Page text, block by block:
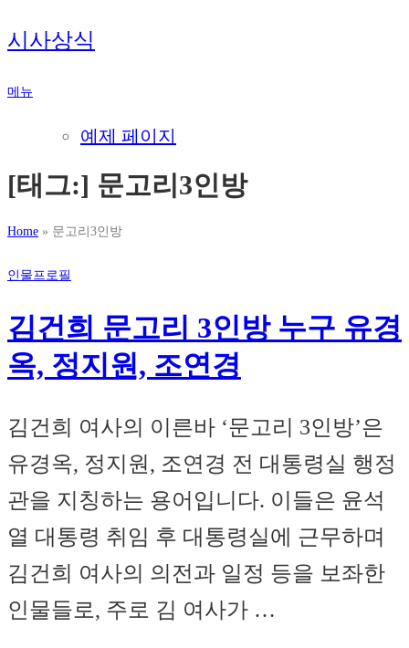
내
용
로
시사상식
메뉴
예제 페이지
[태그:] 문고리3인방
Home » 문고리3인방
인물프로필
김건희 문고리 3인방 누구 유경
옥, 정지원, 조연경
김건희 여사의 이른바 ‘문고리 3인방’은
유경옥, 정지원, 조연경 전 대통령실 행정
관을 지칭하는 용어입니다. 이들은 윤석
열 대통령 취임 후 대통령실에 근무하며
김건희 여사의 의전과 일정 등을 보좌한
인물들로, 주로 김 여사가 …